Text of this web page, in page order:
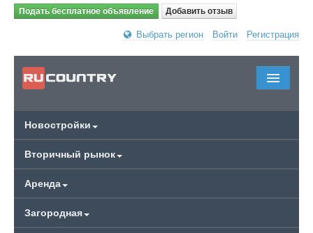
Подать бесплатное объявление Добавить отзыв
Выбрать регион Войти Регистрация
Новостройки
Вторичный рынок
Аренда
Загородная